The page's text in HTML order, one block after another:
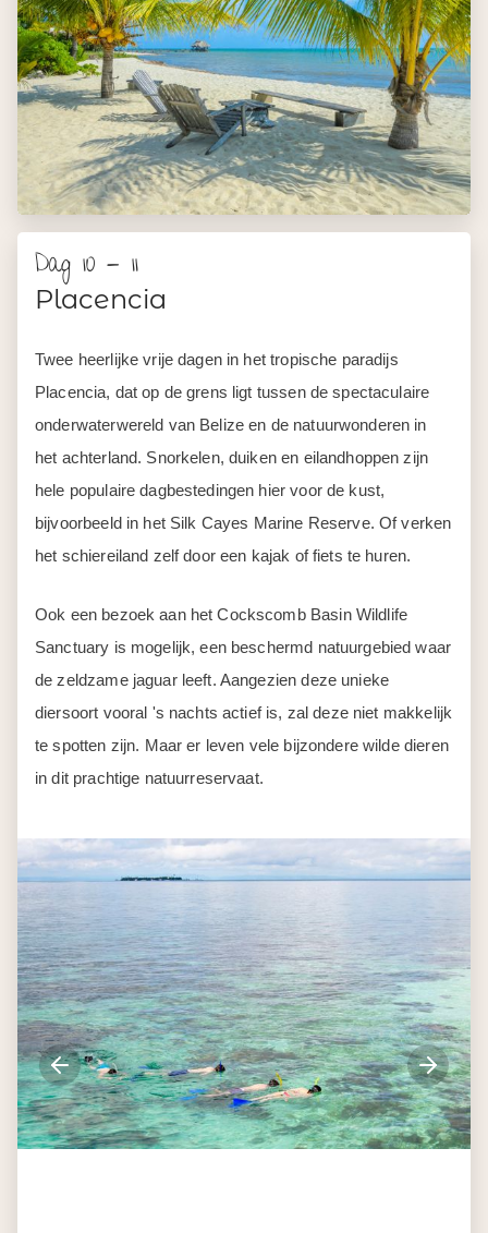
Dag 10 - 11
Placencia
Twee heerlijke vrije dagen in het tropische paradijs
Placencia, dat op de grens ligt tussen de spectaculaire
onderwaterwereld van Belize en de natuurwonderen in
het achterland. Snorkelen, duiken en eilandhoppen zijn
hele populaire dagbestedingen hier voor de kust,
bijvoorbeeld in het Silk Cayes Marine Reserve. Of verken
het schiereiland zelf door een kajak of fiets te huren.
Ook een bezoek aan het Cockscomb Basin Wildlife
Sanctuary is mogelijk, een beschermd natuurgebied waar
de zeldzame jaguar leeft. Aangezien deze unieke
diersoort vooral 's nachts actief is, zal deze niet makkelijk
te spotten zijn. Maar er leven vele bijzondere wilde dieren
in dit prachtige natuurreservaat.